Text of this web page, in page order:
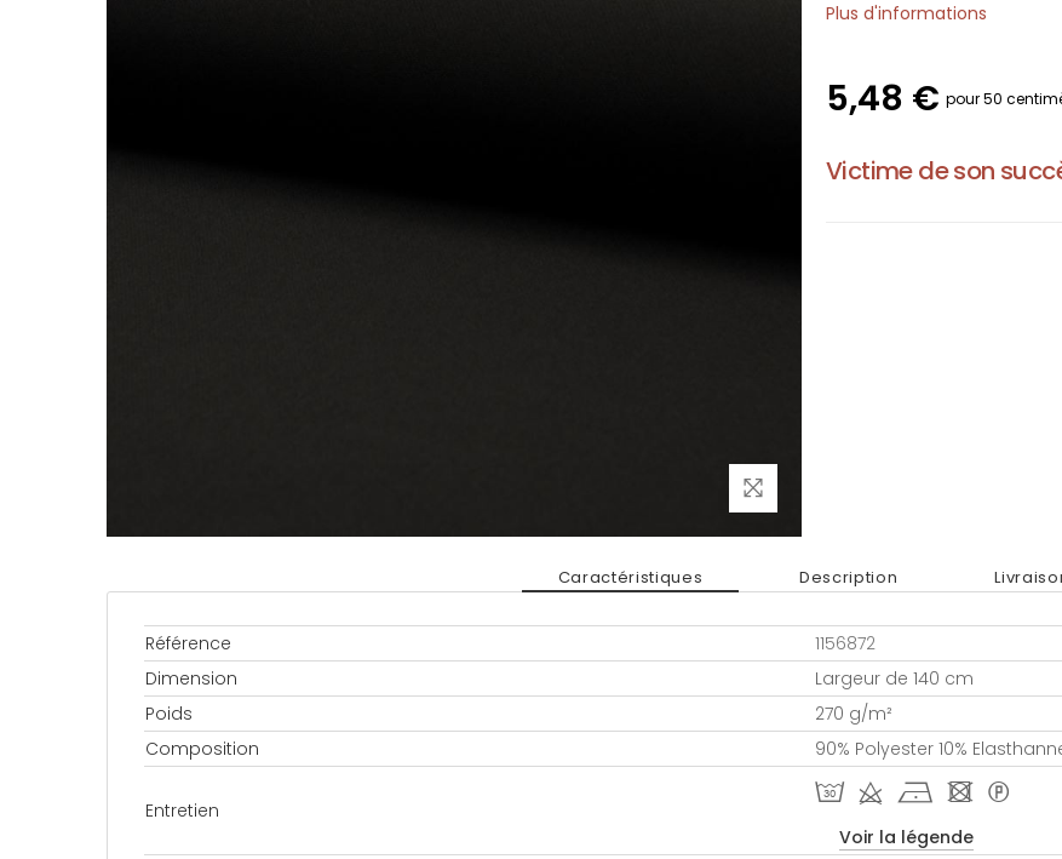
Plus d'informations
5,48 € pour 50
Victime de son
Caractéristiques Description
Référence
1156872
Dimension
Largeur de 140 cm
Poids
270 g/m²
Composition
90% Polyester 10%
Entretien
T d h - *
Voir la légende